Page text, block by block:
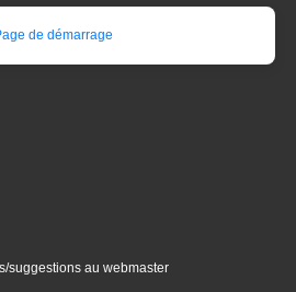
de démarrage
suggestions au webmaster